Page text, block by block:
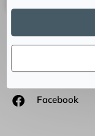
Linkedin
Facebook